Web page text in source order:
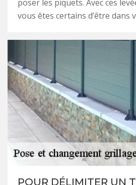
poser les piquets. Avec ces
vous êtes certains d’être dans
POUR DÉLIMITER UN